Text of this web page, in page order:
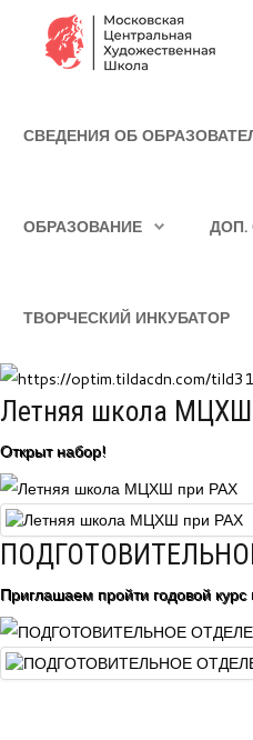
Образование
Доп. образование
Курсы повышения квалификации
Центр непрерывного образования
Конкурсы
Творческий инкубатор
СВЕДЕНИЯ ОБ
ОБРАЗОВАНИЕ ДОП.
ТВОРЧЕСКИЙ ИНКУБАТОР
Летняя школа
Открыт набор!
Приглашаем пройти годовой